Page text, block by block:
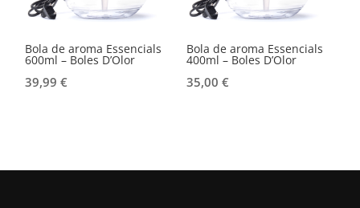
Bola de aroma Essencials
600ml – Boles D’Olor
39,99€
Bola de aroma Essencials
400ml – Boles D’Olor
35,00 €